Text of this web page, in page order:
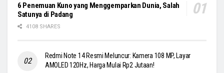
6 Penemuan Kuno yang Menggemparkan Dunia, Salah
Satunya di Padang
4108 SHARES
Redmi Note 14 Resmi Meluncur: Kamera 108 MP, Layar
AMOLED 120Hz, Harga Mulai Rp2 Jutaan!